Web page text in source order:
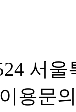
서
용문